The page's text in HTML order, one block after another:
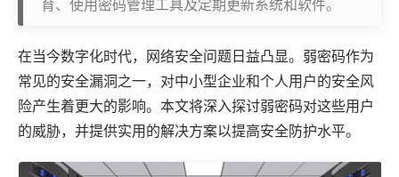
育、使用密码管理工具及定期更新系统和软件。
在当今数字化时代，网络安全问题日益凸显。 弱密码作为
常见的安全漏洞之一，对中小型企业和个人用户的安全风
险产生着更大的影响。本文将深入探讨弱密码对这些用户
的威胁，并提供实用的解决方案以提高安全防护水平。